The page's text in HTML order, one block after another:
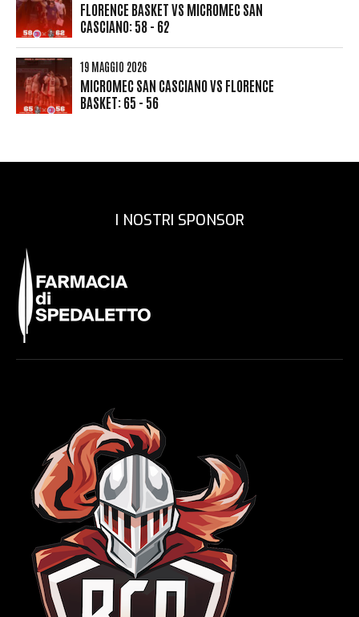
FLORENCE BASKET VS MICROMEC SAN
CASCIANO: 58 - 62
19 MAGGIO 2026
MICROMEC SAN CASCIANO VS FLORENCE
BASKET: 65 - 56
I NOSTRI SPONSOR